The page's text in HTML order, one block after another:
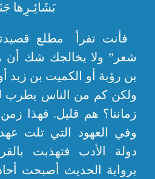
بَشَائِـرِها
فأنت تقرأ مطلع
شعر” ولا يخالجك شك أن
بن رؤبة أو الكميت بن زيد
ولكن كم من الناس يطرب
زماننا؟ هم قليل. فهذا
وفي العهود التي تلت
دولة الأدب فتهذبت
برواية الحديث أصبحت